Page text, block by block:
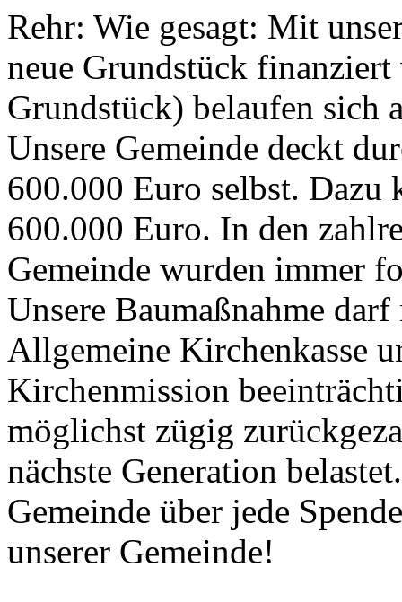
Rehr: Wie gesagt: Mit
neue Grundstück
Grundstück) belaufen
Unsere Gemeinde deckt
600.000 Euro selbst.
600.000 Euro. In den
Gemeinde wurden immer
Unsere Baumaßnahme
Allgemeine Kirchenkasse
Kirchenmission
möglichst zügig
nächste Generation
Gemeinde über jede
unserer Gemeinde!